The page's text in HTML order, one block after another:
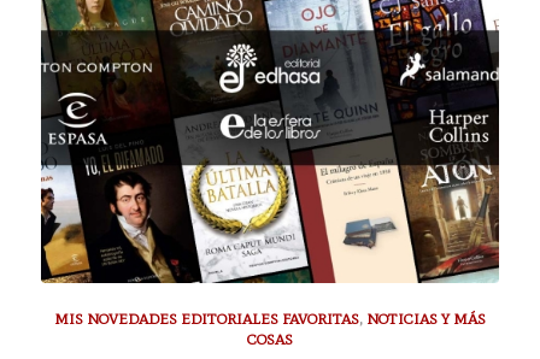
MIS NOVEDADES EDITORIALES FAVORITAS, NOTICIAS Y MÁS
COSAS